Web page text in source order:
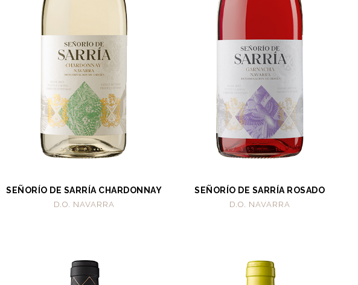
SEÑORÍO DE SARRÍA CHARDONNAY
D.O. NAVARRA
SEÑORÍO DE SARRÍA ROSADO
D.O. NAVARRA